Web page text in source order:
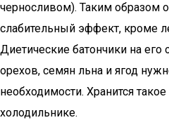
черносливом). Таким образом
слабительный эффект, кроме
Диетические батончики на
орехов, семян льна и ягод
необходимости. Хранится
холодильнике.